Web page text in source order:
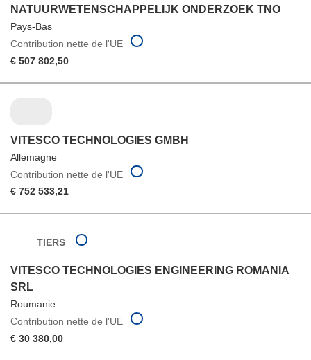
NATUURWETENSCHAPPELIJK ONDERZOEK TNO
Pays-Bas
Contribution nette de l'UE
€ 507 802,50
VITESCO TECHNOLOGIES GMBH
Allemagne
Contribution nette de l'UE
€ 752 533,21
TIERS
VITESCO TECHNOLOGIES ENGINEERING ROMANIA
SRL
Roumanie
Contribution nette de l'UE
€ 30 380,00